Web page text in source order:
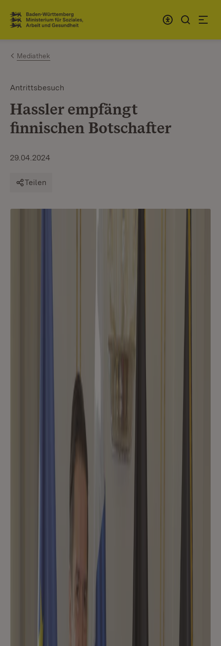
Zum Inhalt springen
Link zur Startseite
Mediathek
Antrittsbesuch
Hassler empfängt
finnischen Botschafter
29.04.2024
Teilen